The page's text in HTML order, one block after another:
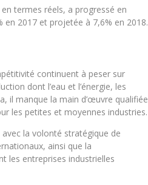
termes réels, a progressé en
en 2017 et projetée à 7,6% en 2018.
continuent à peser sur
dont l’eau et l’énergie, les
il manque la main d’œuvre qualifiée
les petites et moyennes industries.
la volonté stratégique de
ainsi que la
les entreprises industrielles